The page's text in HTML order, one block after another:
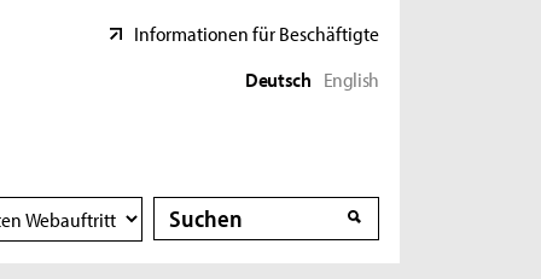
Informationen für Beschäftigte
Deutsch English
Suche
Suche